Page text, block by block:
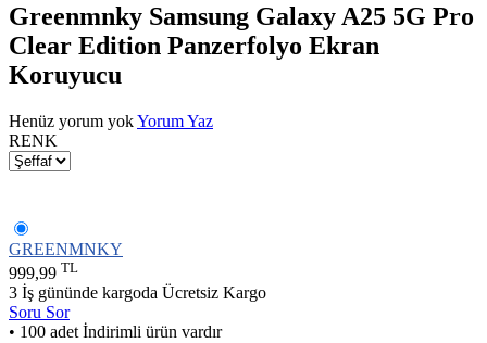
Greenmnky Samsung Galaxy A25 5G Pro
Clear Edition Panzerfolyo Ekran
Koruyucu
Henüz yorum yokYorum Yaz
RENK
GREENMNKY
999,99 TL
3 İş gününde kargoda Ücretsiz Kargo
Soru Sor
• 100 adet İndirimli ürün vardır